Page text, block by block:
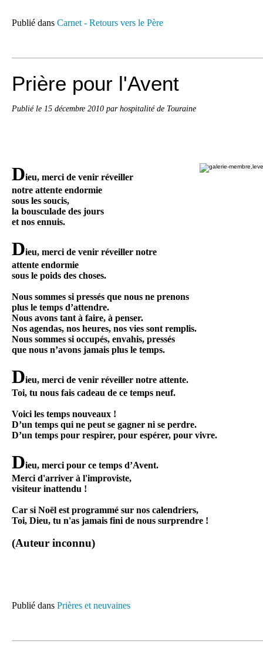
Publié dans Carnet - Retours vers le Père
Prière pour l'Avent
Publié le 15 décembre 2010 par hospitalité de Touraine
Dieu, merci de venir réveiller
notre attente endormie
sous les soucis,
la bousculade des jours
et nos ennuis.
Dieu, merci de venir réveiller notre
attente endormie
sous le poids des choses.
Nous sommes si pressés que nous ne prenons
plus le temps d’attendre.
Nous avons tant à faire, à penser.
Nos agendas, nos heures, nos vies sont remplis.
Nous sommes si occupés, envahis, pressés
que nous n’avons jamais plus le temps.
Dieu, merci de venir réveiller notre attente.
Toi, tu nous fais cadeau de ce temps neuf.
Voici les temps nouveaux !
D’un temps qui ne peut se gagner ni se perdre.
D’un temps pour respirer, pour espérer, pour vivre.
Dieu, merci pour ce temps d’Avent.
Merci d'arriver à l'improviste,
visiteur inattendu !
Car si Noël est programmé sur nos calendriers,
Toi, Dieu, tu n'as jamais fini de nous surprendre !
(Auteur inconnu)
Publié dans Prières et neuvaines